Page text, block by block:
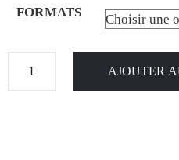
FORMATS
AJOUTER